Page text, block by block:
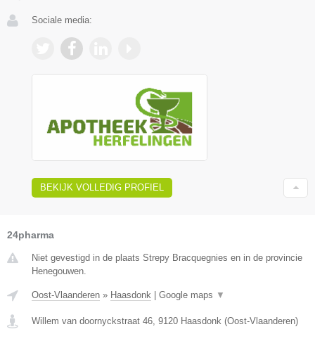
Sociale media:
BEKIJK VOLLEDIG PROFIEL
24pharma
Niet gevestigd in de plaats Strepy Bracquegnies en in de provincie
Henegouwen.
Oost-Vlaanderen » Haasdonk Google maps ▼
Willem van doornyckstraat 46, 9120 Haasdonk (Oost-Vlaanderen)